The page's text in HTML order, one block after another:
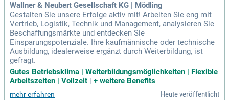
Wallner & Neubert Gesellschaft KG | Mödling
Gestalten Sie unsere Erfolge aktiv mit! Arbeiten Sie eng mit
Vertrieb, Logistik, Technik und Management, analysieren Sie
Beschaffungsmärkte und entdecken Sie
Einsparungspotenziale. Ihre kaufmännische oder technische
Ausbildung, idealerweise ergänzt durch Weiterbildung, ist
gefragt.
Gutes Betriebsklima | Weiterbildungsmöglichkeiten | Flexible
Arbeitszeiten | Vollzeit
+ weitere Benefits
mehr erfahren Heute veröffentlicht